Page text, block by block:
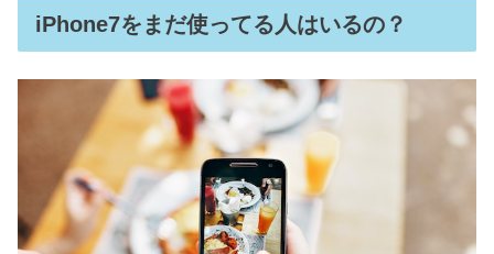
コキアは植えてはいけない？ほったら
かしOK？寿命＆枯れた後も
MCMリュックは地雷女ご用達！歌舞伎
町のランドセルの由来は？
iPhone7をまだ使ってる人はいるの？